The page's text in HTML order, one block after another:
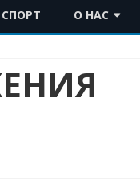
СПОРТ О НАС